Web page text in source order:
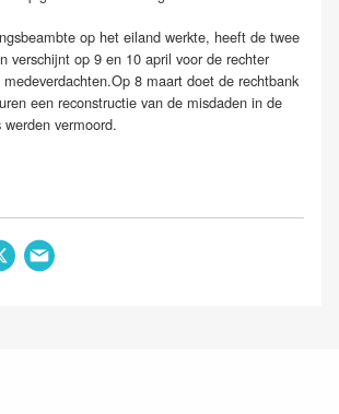
op het eiland werkte, heeft de twee
verschijnt op 9 en 10 april voor de rechter
8 maart doet de rechtbank
een reconstructie van de misdaden in de
vermoord.